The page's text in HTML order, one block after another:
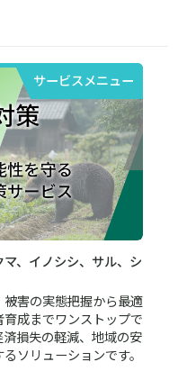
サービスメニュー
、イノシシ、サル、シ
害の実態把握から最適
成までワンストップで
損失の軽減、地域の安
ソリューションです。